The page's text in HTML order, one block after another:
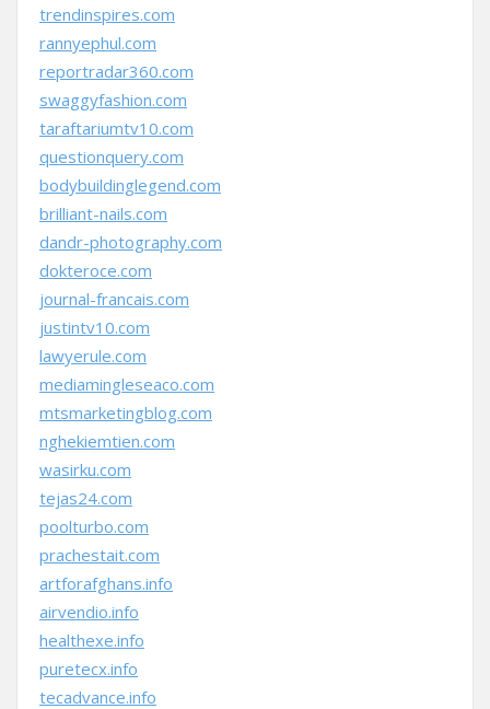
trendinspires.com
rannyephul.com
reportradar360.com
swaggyfashion.com
taraftariumtv10.com
questionquery.com
bodybuildinglegend.com
brilliant-nails.com
dandr-photography.com
dokteroce.com
journal-francais.com
justintv10.com
lawyerule.com
mediamingleseaco.com
mtsmarketingblog.com
nghekiemtien.com
wasirku.com
tejas24.com
poolturbo.com
prachestait.com
artforafghans.info
airvendio.info
healthexe.info
puretecx.info
tecadvance.info